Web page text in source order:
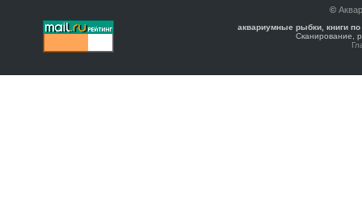
©
аквариумные рыбки, книги
Сканирование,